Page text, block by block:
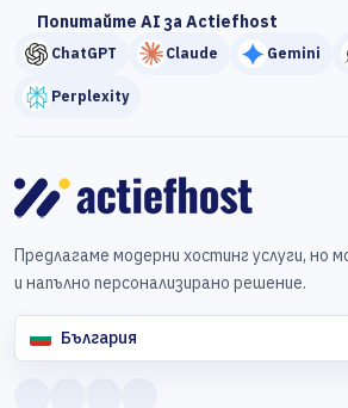
Попитайте AI за Actiefhost
ChatGPT Claude Gemini
Perplexity
Предлагаме модерни хостинг услуги, но
и напълно персонализирано решение.
България